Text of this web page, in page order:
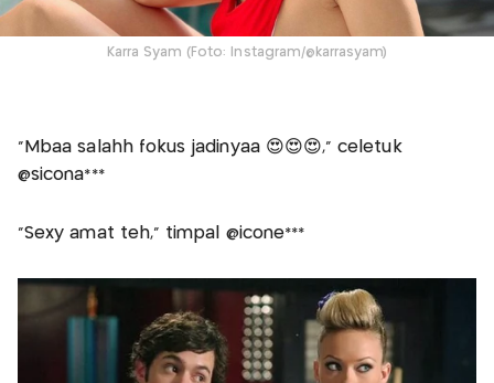
Karra Syam (Foto: Instagram/@karrasyam)
"Mbaa salahh fokus jadinyaa 😍😍😍," celetuk
@sicona***
"Sexy amat teh," timpal @icone***